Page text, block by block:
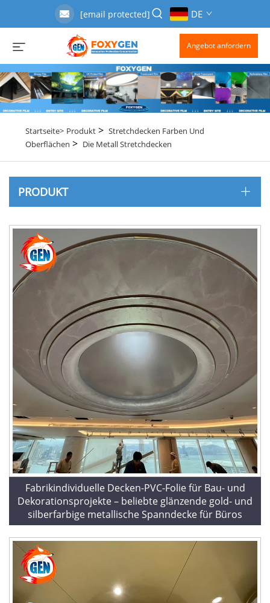
[email protected] DE
Angebot anfordern
Startseite> Produkt> Stretchdecken Farben Und
Oberflächen > Die Metall Stretchdecken
PRODUKT
Fabrikindividuelle Decken-PVC-Folie für Bau- und
Dekorationsprojekte – beliebte glänzende gold- und
silberfarbige metallische Spanndecke für Büros